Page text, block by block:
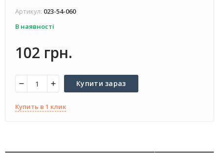
Артикул: 023-54-060
В наявності
102 грн.
Купити зараз
Купить в 1 клик